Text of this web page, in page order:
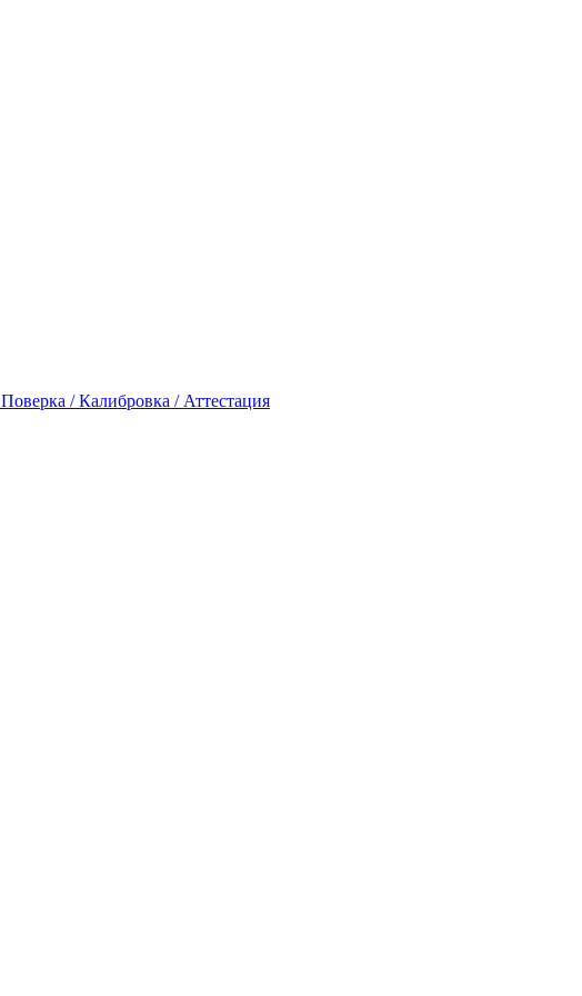
Поверка / Калибровка / Аттестация